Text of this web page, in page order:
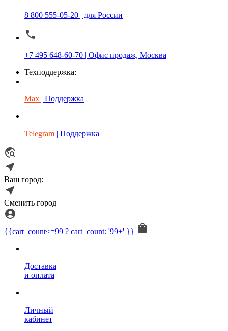
8 800 555-05-20 | для России
+7 495 648-60-70 | Офис продаж, Москва
Техподдержка:
Max | Поддержка
Telegram | Поддержка
Ваш город:
Сменить город
{{cart_count<=99 ? cart_count: '99+' }}
Доставка
и оплата
Личный
кабинет